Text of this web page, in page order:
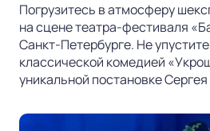
Погрузитесь в атмосферу
на сцене театра-фестиваля
Санкт-Петербурге. Не
классической комедией
уникальной постановке